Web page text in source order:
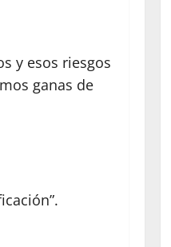
y esos riesgos
ganas de